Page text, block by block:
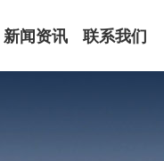
新闻资讯 联系我们